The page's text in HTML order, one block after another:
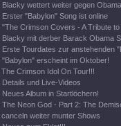
Blacky wettert weiter gegen
Erster "Babylon" Song ist online
"The Crimson Covers - A Tribute to
Blacky mit derber Barack Obama
Erste Tourdates zur anstehenden
"Babylon" erscheint im Oktober!
The Crimson Idol On Tour!!!
Details und Live-Videos
Neues Album in Startlöchern!
The Neon God - Part 2: The
canceln weiter munter Shows